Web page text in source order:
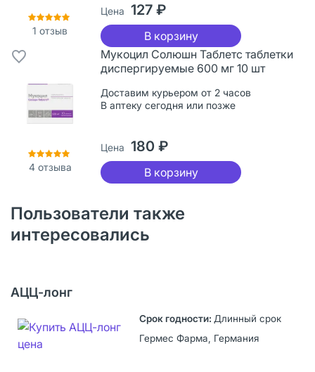
1 отзыв
Цена 127 ₽
В корзину
4отзыва
Мукоцил Солюшн Таблетс таблетки
диспергируемые 600 мг 10 шт
Доставим курьером от 2 часов
В аптеку сегодня или позже
Цена 180 ₽
В корзину
Пользователи также
интересовались
АЦЦ-лонг
Длинный срок
Гермес Фарма, Германия